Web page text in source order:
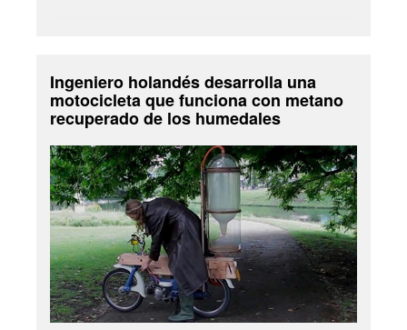
Ingeniero holandés desarrolla una
motocicleta que funciona con metano
recuperado de los humedales